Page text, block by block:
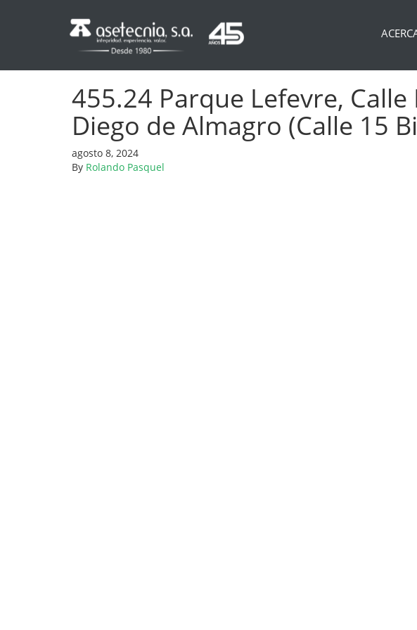
455.24 Parque Lefevre,
Diego de Almagro (Calle 15
agosto 8, 2024
By Rolando Pasquel